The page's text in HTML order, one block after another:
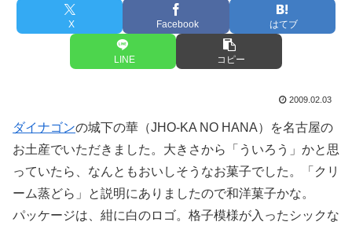
X Facebook はてブ
LINE コピー
2009.02.03
ダイナゴンの城下の華（JHO-KA NO HANA）を名古屋の
お土産でいただきました。大きさから「ういろう」かと思
っていたら、なんともおいしそうなお菓子でした。「クリ
ーム蒸どら」と説明にありましたので和洋菓子かな。
パッケージは、紺に白のロゴ。格子模様が入ったシックな